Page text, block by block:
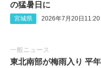
の猛暑日に
宮城県 2026年7月20日11:20
一般ニュース
東北南部が梅雨入り 平